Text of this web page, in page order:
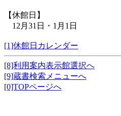
【休館日】
12月31日・1月1日
[1]休館日カレンダー
[8]利用案内表示館選択へ
[9]蔵書検索メニューへ
[0]TOPページへ